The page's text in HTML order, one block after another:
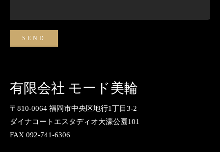
有限会社 モード美輪
〒810-0064 福岡市中央区地行1丁目3-2
ダイナコートエスタディオ大濠公園101
FAX 092-741-6306